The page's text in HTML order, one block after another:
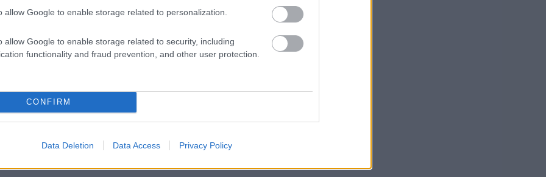
allow Google to enable storage related to personalization.
allow Google to enable storage related to security, including
functionality and fraud prevention, and other user protection.
CONFIRM
Data Deletion Data Access Privacy Policy